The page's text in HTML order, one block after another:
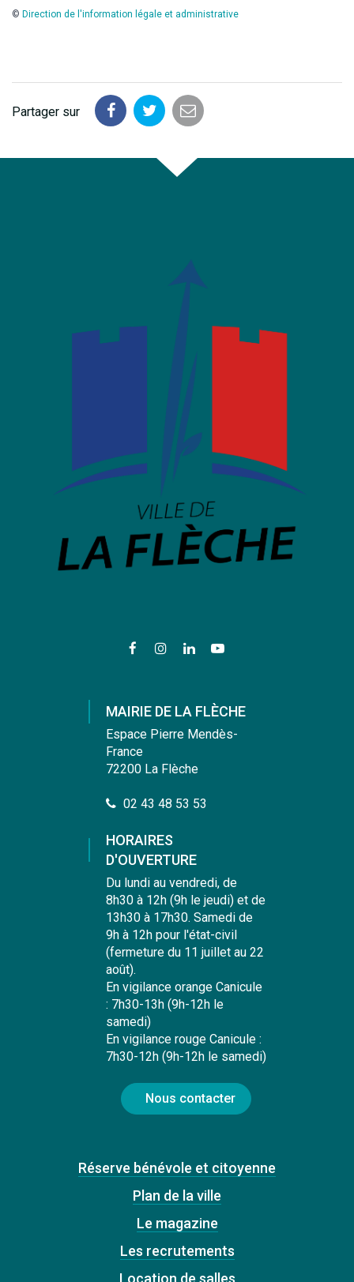
© Direction de l'information légale et administrative
Partager sur
Partager
Facebook
Partager
Twitter
Partager
email
Lien
compte
Lien
compte
Lien
compte
chaîne
MAIRIE DE LA FLÈCHE
Espace Pierre Mendès-
France
72200 La Flèche
02 43 48 53 53
HORAIRES
D'OUVERTURE
Du lundi au vendredi, de
8h30 à 12h (9h le jeudi) et de
13h30 à 17h30. Samedi de
9h à 12h pour l'état-civil
(fermeture du 11 juillet au 22
août).
En vigilance orange Canicule
: 7h30-13h (9h-12h le
samedi)
En vigilance rouge Canicule :
7h30-12h (9h-12h le samedi)
Nous contacter
Réserve bénévole et citoyenne
Plan de la ville
Le magazine
Les recrutements
Location de salles